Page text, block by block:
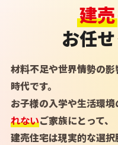
建売
お任
材料不足や世界情勢の
時代です。
お子様の入学や生活環境
れないご家族にとって、
建売住宅は現実的な選択